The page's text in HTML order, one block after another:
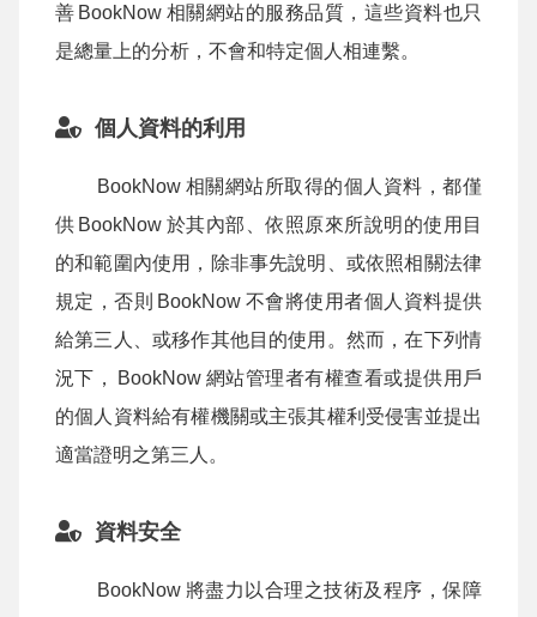
善 BookNow 相關網站的服務品質，這些資料也只
是總量上的分析，不會和特定個人相連繫。
個人資料的利用
BookNow 相關網站所取得的個人資料，都僅
供 BookNow 於其內部、依照原來所說明的使用目
的和範圍內使用，除非事先說明、或依照相關法律
規定，否則 BookNow 不會將使用者個人資料提供
給第三人、或移作其他目的使用。然而，在下列情
況下，
BookNow 網站管理者有權查看或提供用戶
的個人資料給有權機關或主張其權利受侵害並提出
適當證明之第三人。
資料安全
BookNow 將盡力以合理之技術及程序，保障